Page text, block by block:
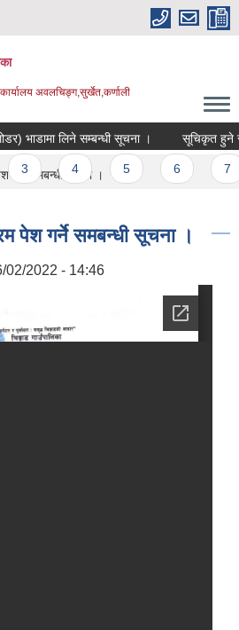
कार्यालय अवलचिङ्ग,सुर्खेत,कर्णाली
लिने सम्बन्धी सूचना । सूचिकृत हुने
4 5
गर्ने समबन्धी सूचना ।
पेश गर्ने समबन्धी सूचना ।
02/2022 - 14:46